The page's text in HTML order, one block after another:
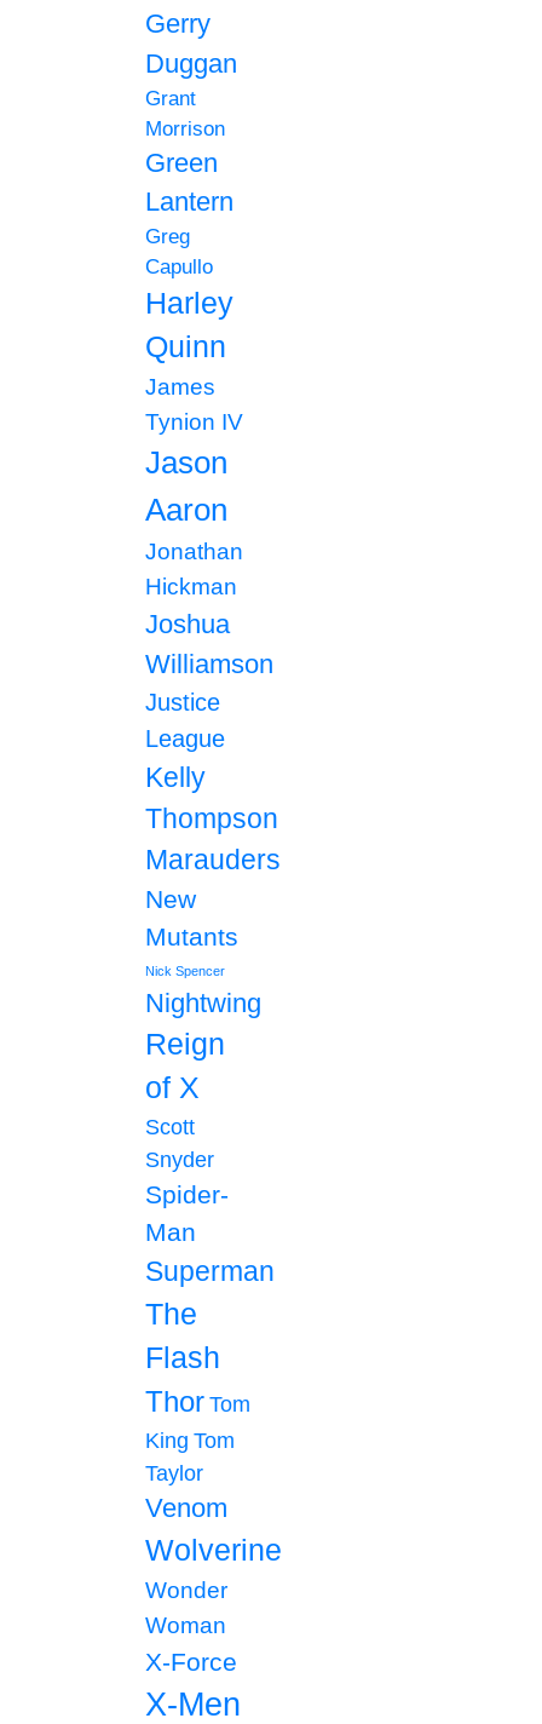
Gerry
Duggan
Grant
Morrison
Green
Lantern
Greg
Capullo
Harley
Quinn
James
Tynion IV
Jason
Aaron
Jonathan
Hickman
Joshua
Williamson
Justice
League
Kelly
Thompson
Marauders
New
Mutants
Nick Spencer
Nightwing
Reign
of X
Scott
Snyder
Spider-
Man
Superman
The
Flash
Thor Tom
King Tom
Taylor
Venom
Wolverine
Wonder
Woman
X-Force
X-Men